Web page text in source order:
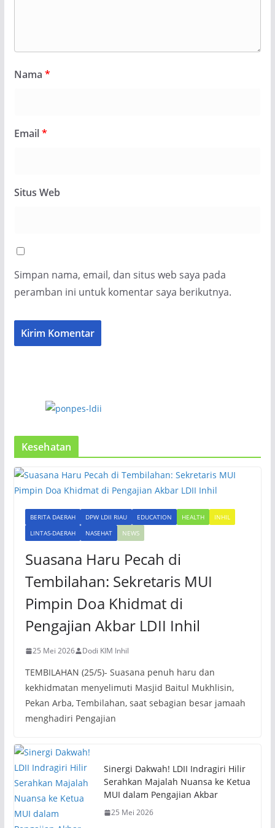
Nama *
Email*
Situs Web
Simpan nama, email, dan situs web saya pada
peramban ini untuk komentar saya berikutnya.
Kesehatan
BERITA DAERAH DPW LDII RIAU EDUCATION HEALTH
INHIL
LINTAS-DAERAH
NASEHAT NEWS
Suasana Haru Pecah di
Tembilahan: Sekretaris MUI
Pimpin Doa Khidmat di
Pengajian Akbar LDII Inhil
25 Mei 2026 Dodi KIM Inhil
TEMBILAHAN (25/5)- Suasana penuh haru dan
kekhidmatan menyelimuti Masjid Baitul Mukhlisin,
Pekan Arba, Tembilahan, saat sebagian besar jamaah
menghadiri Pengajian
Sinergi Dakwah! LDII Indragiri Hilir
Serahkan Majalah Nuansa ke Ketua
MUI dalam Pengajian Akbar
25 Mei 2026